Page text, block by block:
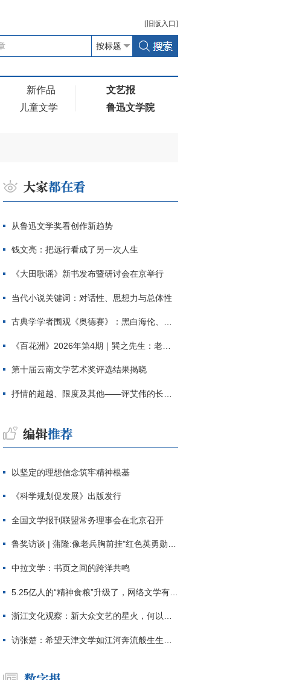
[ 旧版 入口]
新作品
儿童文学
文艺报
鲁迅文学院
从鲁迅文学奖看创作新趋势
钱文亮：把远行看成了另一次人生
《大田歌谣》新书发布暨研讨会在京举行
当代小说关键词：对话性、思想力与总体性
古典学学者围观《奥德赛》：黑白海伦、佩涅罗佩的别针与神秘入侵者
《百花洲》2026年第4期｜巽之先生：老兵朱向前侧记三题
第十届云南文学艺术奖评选结果揭晓
抒情的超越、限度及其他——评艾伟的长篇小说《春歌》
以坚定的理想信念筑牢精神根基
《科学规划促发展》出版发行
全国文学报刊联盟常务理事会在北京召开
鲁奖访谈 | 蒲隆:像老兵胸前挂"红色英勇勋章"
中拉文学：书页之间的跨洋共鸣
5.25亿人的“精神食粮”升级了，网络文学有了哪些新变化？
浙江文化观察：新大众文艺的星火，何以燎原？
访张楚：希望天津文学如江河奔流般生生不息